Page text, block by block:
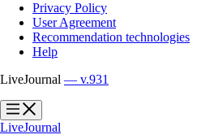
Privacy Policy
User Agreement
Recommendation technologies
Help
LiveJournal — v.931
?
?
LiveJournal